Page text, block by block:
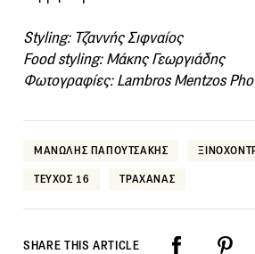
Styling: Τζαννής Σιφναίος
Food styling: Μάκης Γεωργιάδης
Φωτογραφίες: Lambros Mentzos
ΜΑΝΩΛΗΣ ΠΑΠΟΥΤΣΑΚΗΣ
ΤΕΥΧΟΣ 16 ΤΡΑΧΑΝΑΣ
SHARE THIS ARTICLE